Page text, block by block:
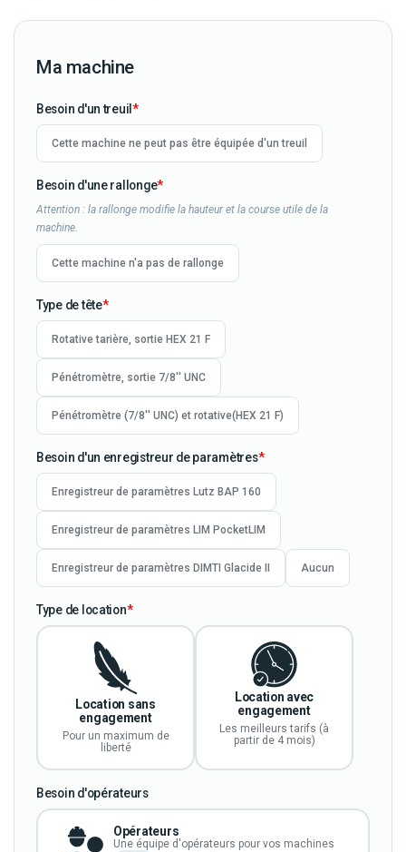
Ma machine
Besoin d'un treuil
Cette machine ne peut pas être équipée d'un treuil
Besoin d'une rallonge
Cette machine n'a pas de rallonge
Attention : la rallonge modifie la hauteur et la course utile de la
machine.
Type de tête
Rotative tarière, sortie HEX 21 F
Pénétromètre, sortie 7/8'' UNC
Pénétromètre (7/8'' UNC) et rotative(HEX 21 F)
Besoin d'un enregistreur de paramètres
Enregistreur de paramètres Lutz BAP 160
Enregistreur de paramètres LIM PocketLIM
Enregistreur de paramètres DIMTI Glacide II Aucun
Type de location
Location sans
engagement
Pour un maximum de
liberté
Location avec
engagement
Les meilleurs tarifs (à
partir de 4 mois)
Besoin d'opérateurs
Opérateurs
Une équipe d'opérateurs pour vos machines